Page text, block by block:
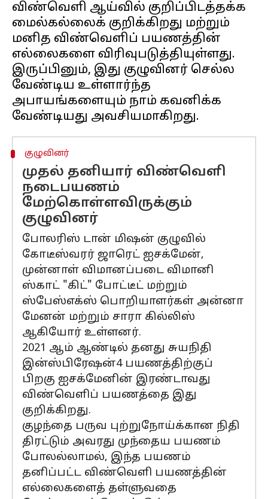
விண்வெளி ஆய்வில் குறிப்பிடத்தக்க
மைல்கல்லைக் குறிக்கிறது மற்றும்
மனித விண்வெளிப் பயணத்தின்
எல்லைகளை விரிவுபடுத்தியுள்ளது.
இருப்பினும், இது குழுவினர் செல்ல
வேண்டிய உள்ளார்ந்த
அபாயங்களையும் நாம் கவனிக்க
குழுவினர்
முதல் தனியார் விண்வெளி
நடைபயணம்
மேற்கொள்ளவிருக்கும்
குழுவினர்
போலரிஸ் டான் மிஷன் குழுவில்
கோடீஸ்வரர் ஜாரெட் ஐசக்மேன்,
முன்னாள் விமானப்படை விமானி
ஸ்காட் "கிட்" போட்டீட் மற்றும்
ஸ்பேஸ்எக்ஸ் பொறியாளர்கள் அன்னா
மேனன் மற்றும் சாரா கில்லிஸ்
ஆகியோர் உள்ளனர்.
2021 ஆம் ஆண்டில் தனது சுயநிதி
இன்ஸ்பிரேஷன்4 பயணத்திற்குப்
பிறகு ஐசக்மேனின் இரண்டாவது
விண்வெளிப் பயணத்தை இது
குறிக்கிறது.
குழந்தை பருவ புற்றுநோய்க்கான நிதி
திரட்டும் அவரது முந்தைய பயணம்
போலல்லாமல், இந்த பயணம்
தனிப்பட்ட விண்வெளி பயணத்தின்
எல்லைகளைத் தள்ளுவதை